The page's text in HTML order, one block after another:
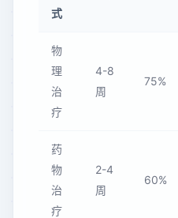
式
物
理
治
疗
4-8
周
75%
药
物
治
疗
2-4
周
60%